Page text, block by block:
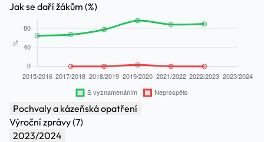
Jak se daří žákům (%)
Pochvaly a kázeňská opatření
Výroční zprávy (7)
2023/2024